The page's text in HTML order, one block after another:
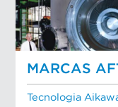
MARCAS
Tecnologia